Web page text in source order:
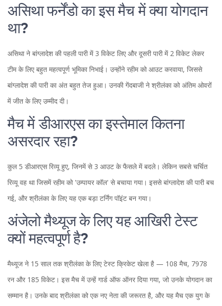
असिथा फर्नेंडो का इस मैच में क्या योगदान
था?
असिथा ने बांग्लादेश की पहली पारी में 3 विकेट लिए और दूसरी पारी में 2 विकेट लेकर
टीम के लिए बहुत महत्वपूर्ण भूमिका निभाई। उन्होंने रहीम को आउट करवाया, जिससे
बांग्लादेश की पारी का अंत बहुत तेज हुआ। उनकी गेंदबाजी ने श्रीलंका को अंतिम ओवरों
में जीत के लिए उम्मीद दी।
मैच में डीआरएस का इस्तेमाल कितना
असरदार रहा?
कुल 5 डीआरएस रिव्यू हुए, जिनमें से 3 आउट के फैसले में बदले। लेकिन सबसे चर्चित
रिव्यू वह था जिसमें रहीम को 'उम्पायर कॉल' से बचाया गया। इससे बांग्लादेश की पारी बच
गई, और श्रीलंका के लिए यह एक बड़ा टर्निंग पॉइंट बन गया।
अंजेलो मैथ्यूज के लिए यह आखिरी टेस्ट
क्यों महत्वपूर्ण है?
मैथ्यूज ने 15 साल तक श्रीलंका के लिए टेस्ट क्रिकेट खेला है — 108 मैच, 7978
रन और 185 विकेट। इस मैच में उन्हें गार्ड ऑफ ऑनर दिया गया, जो उनके योगदान का
सम्मान है। उनके बाद श्रीलंका को एक नए नेता की जरूरत है, और यह मैच एक युग के